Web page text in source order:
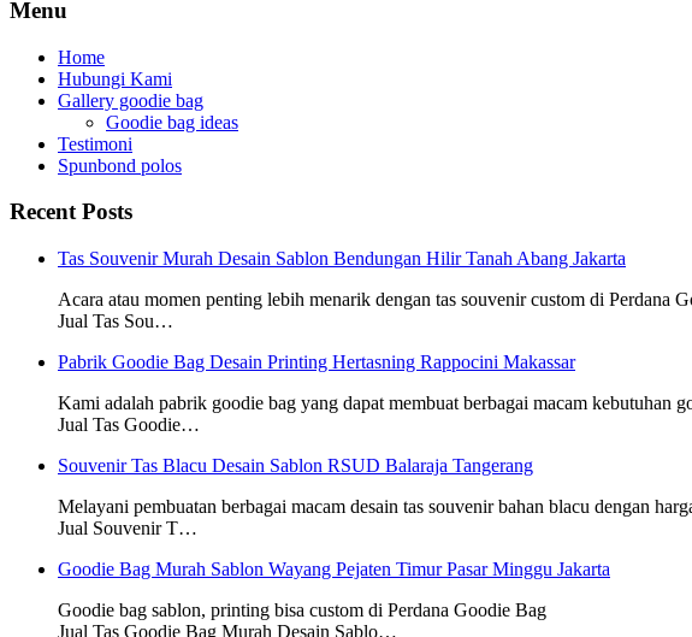
Menu
Home
Hubungi Kami
Gallery goodie bag
Goodie bag ideas
Testimoni
Spunbond polos
Recent Posts
Tas Souvenir Murah Desain Sablon Bendungan Hilir Tanah Abang Jakarta
Acara atau momen penting lebih menarik dengan tas souvenir custom di Perdana
Jual Tas Sou…
Pabrik Goodie Bag Desain Printing Hertasning Rappocini Makassar
Kami adalah pabrik goodie bag yang dapat membuat berbagai macam kebutuhan
Jual Tas Goodie…
Souvenir Tas Blacu Desain Sablon RSUD Balaraja Tangerang
Melayani pembuatan berbagai macam desain tas souvenir bahan blacu dengan
Jual Souvenir T…
Goodie Bag Murah Sablon Wayang Pejaten Timur Pasar Minggu Jakarta
Goodie bag sablon, printing bisa custom di Perdana Goodie Bag
Jual Tas Goodie Bag Murah Desain Sablo…